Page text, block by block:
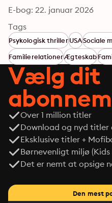
E-bog: 22. januar 2026
Tags
Psykologisk thriller USASociale
FamilierelationerÆgteskab
Vælg dit
Over 1 million titler
Download og nyd titler
Eksklusive titler +
Børnevenligt miljø (Kids
Det er nemt at opsige
Den mest